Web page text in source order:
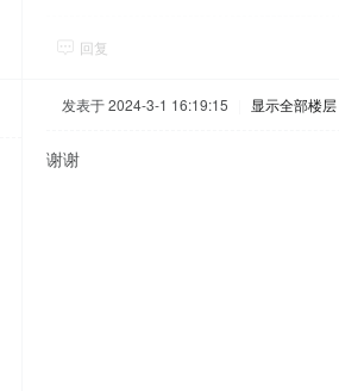
回复
发表于 2024-3-1 16:19:15 显示全部楼层
谢谢